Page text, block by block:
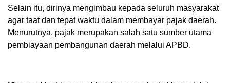
Selain itu, dirinya mengimbau kepada seluruh masyarakat
agar taat dan tepat waktu dalam membayar pajak daerah.
Menurutnya, pajak merupakan salah satu sumber utama
pembiayaan pembangunan daerah melalui APBD.